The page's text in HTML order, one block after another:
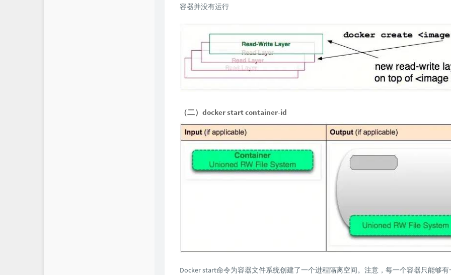
容器并没有运行
（二）docker start container-id
Docker start命令为容器文件系统创建了一个进程隔离空间。注意，每一个容器只能够